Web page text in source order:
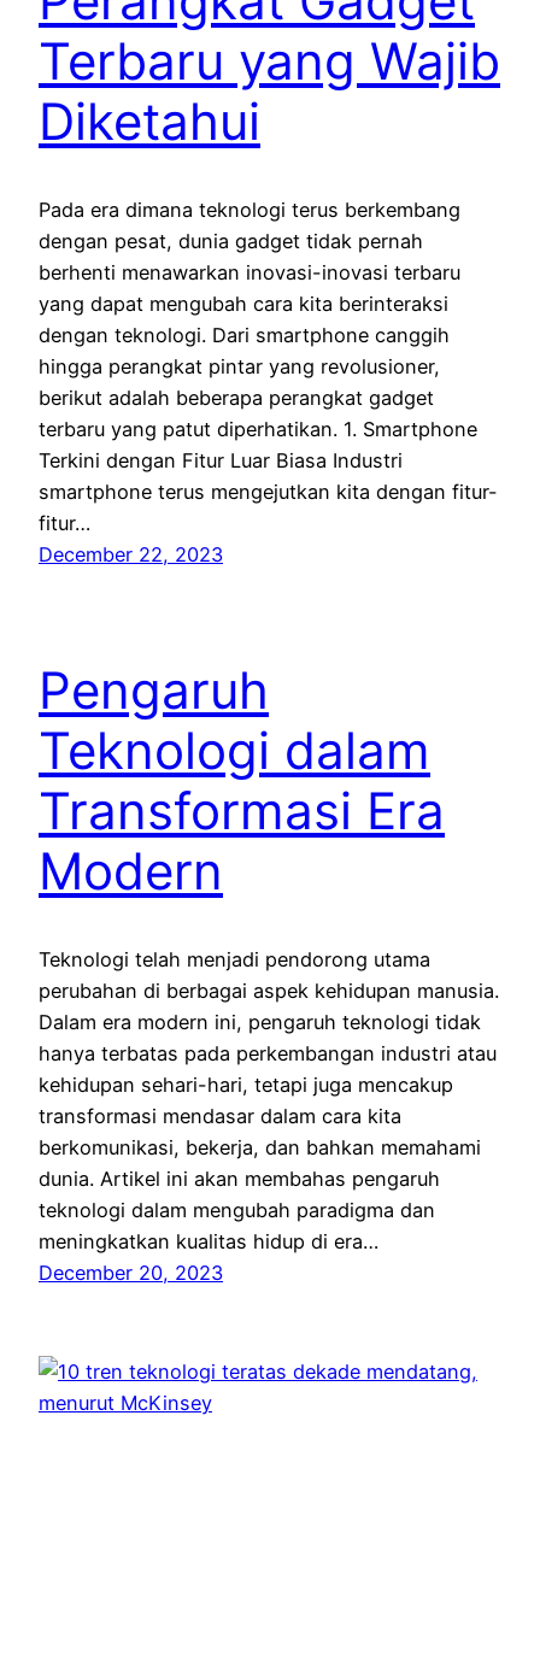
Terbaru yang Wajib
Diketahui
Pada era dimana teknologi terus berkembang
dengan pesat, dunia gadget tidak pernah
berhenti menawarkan inovasi-inovasi terbaru
yang dapat mengubah cara kita berinteraksi
dengan teknologi. Dari smartphone canggih
hingga perangkat pintar yang revolusioner,
berikut adalah beberapa perangkat gadget
terbaru yang patut diperhatikan. 1. Smartphone
Terkini dengan Fitur Luar Biasa Industri
smartphone terus mengejutkan kita dengan fitur-
fitur…
December 22, 2023
Pengaruh
Teknologi dalam
Transformasi Era
Modern
Teknologi telah menjadi pendorong utama
perubahan di berbagai aspek kehidupan manusia.
Dalam era modern ini, pengaruh teknologi tidak
hanya terbatas pada perkembangan industri atau
kehidupan sehari-hari, tetapi juga mencakup
transformasi mendasar dalam cara kita
berkomunikasi, bekerja, dan bahkan memahami
dunia. Artikel ini akan membahas pengaruh
teknologi dalam mengubah paradigma dan
meningkatkan kualitas hidup di era…
December 20, 2023